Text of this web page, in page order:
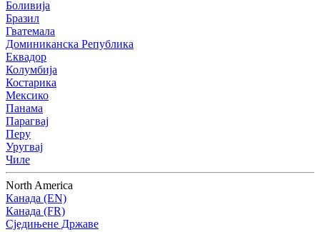
Боливија
Бразил
Гватемала
Доминиканска Република
Еквадор
Колумбија
Костарика
Мексико
Панама
Парагвај
Перу
Уругвај
Чиле
North America
Канада (EN)
Канада (FR)
Сједињене Државе